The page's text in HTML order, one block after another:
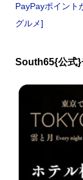
PayPayポイント
グルメ]
South65{公式}